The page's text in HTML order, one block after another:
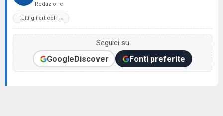
Redazione
Tutti gli articoli →
Seguici su
GoogleDiscover Fonti preferite